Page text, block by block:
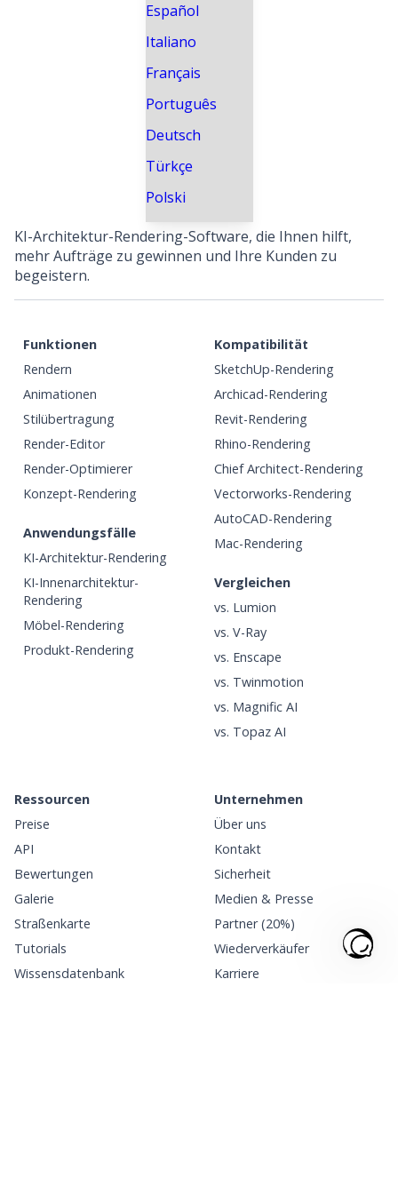
Español
Italiano
Français
Português
Deutsch
Türkçe
Polski
KI-Architektur-Rendering-Software, die Ihnen hilft,
mehr Aufträge zu gewinnen und Ihre Kunden zu
begeistern.
Funktionen
Rendern
Animationen
Stilübertragung
Render-Editor
Render-Optimierer
Konzept-Rendering
Anwendungsfälle
KI-Architektur-Rendering
KI-Innenarchitektur-
Rendering
Möbel-Rendering
Produkt-Rendering
Kompatibilität
SketchUp-Rendering
Archicad-Rendering
Revit-Rendering
Rhino-Rendering
Chief Architect-Rendering
Vectorworks-Rendering
AutoCAD-Rendering
Mac-Rendering
Vergleichen
vs. Lumion
vs. V-Ray
vs. Enscape
vs. Twinmotion
vs. Magnific AI
vs. Topaz AI
Ressourcen
Preise
API
Bewertungen
Galerie
Straßenkarte
Tutorials
Wissensdatenbank
Unternehmen
Über uns
Kontakt
Sicherheit
Medien & Presse
Partner (20%)
Wiederverkäufer
Karriere